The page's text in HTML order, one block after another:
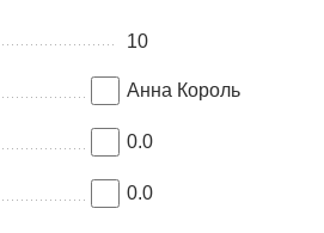
10
Анна Король
0.0
0.0